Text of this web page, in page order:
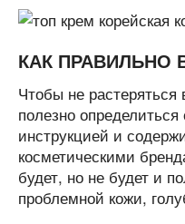
КАК ПРАВИЛЬНО
Чтобы не растеряться
полезно
инструкцией и
косметическими
будет, но не будет и
проблемной кожи,